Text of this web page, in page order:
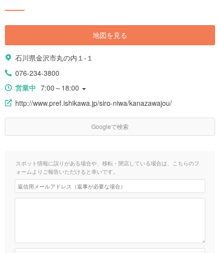
地図を見る
石川県金沢市丸の内１-１
076-234-3800
営業中 7:00～18:00
http://www.pref.ishikawa.jp/siro-niwa/kanazawajou/
Googleで検索
スポット情報に誤りがある場合や、移転・閉店している場合は、こちらのフ
ォームよりご報告いただけると幸いです。